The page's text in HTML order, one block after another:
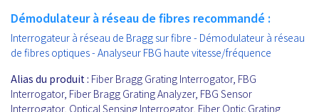
Démodulateur à réseau de fibres recommandé :
Interrogateur à réseau de Bragg sur fibre - Démodulateur à réseau
de fibres optiques - Analyseur FBG haute vitesse/fréquence
Alias du produit : Fiber Bragg Grating Interrogator, FBG
Interrogator, Fiber Bragg Grating Analyzer, FBG Sensor
Interrogator, Optical Sensing Interrogator, Fiber Optic Grating